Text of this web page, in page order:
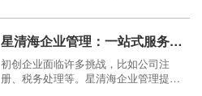
星清海企业管理：一站式服务如何助力初创企业快速落地？
初创企业面临许多挑战，比如公司注
册、税务处理等。星清海企业管理提供